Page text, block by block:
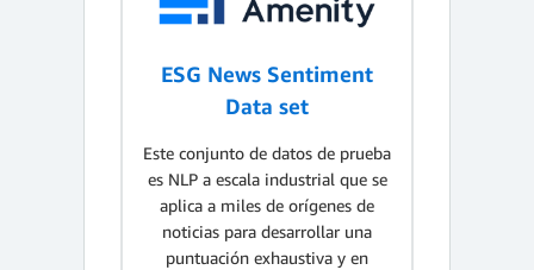
ESG News Sentiment
Data set
Este conjunto de datos de prueba
es NLP a escala industrial que se
aplica a miles de orígenes de
noticias para desarrollar una
puntuación exhaustiva y en